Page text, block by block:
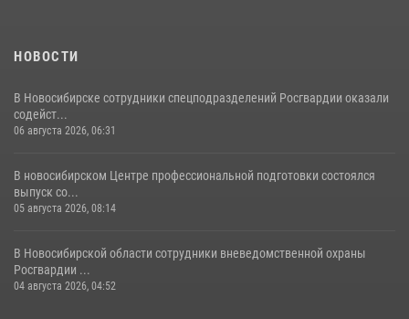
НОВОСТИ
В Новосибирске сотрудники спецподразделений Росгвардии оказали
содейст...
06 августа 2026, 06:31
В новосибирском Центре профессиональной подготовки состоялся
выпуск со...
05 августа 2026, 08:14
В Новосибирской области сотрудники вневедомственной охраны
Росгвардии ...
04 августа 2026, 04:52